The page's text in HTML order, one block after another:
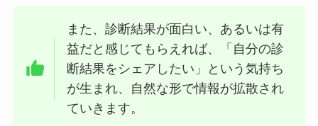
また、診断結果が面白い、あるいは有
益だと感じてもらえれば、「自分の診
断結果をシェアしたい」という気持ち
が生まれ、自然な形で情報が拡散され
ていきます。